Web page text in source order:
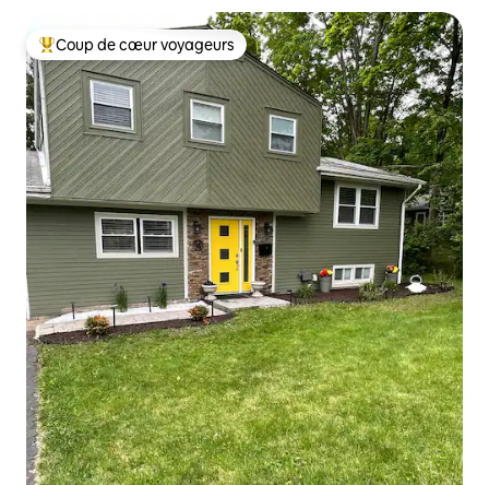
Coups de cœur voyageurs les plus appréciés
Coup de cœur voyageurs